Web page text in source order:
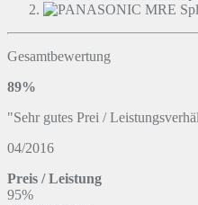
Gesamtbewertung
89%
"Sehr gutes Prei /
04/2016
Preis / Leistung
95%